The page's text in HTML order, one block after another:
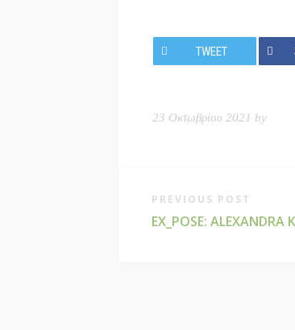
TWEET
23 Οκτωβρίου 2021 by
PREVIOUS POST
EX_POSE: ALEXANDRA